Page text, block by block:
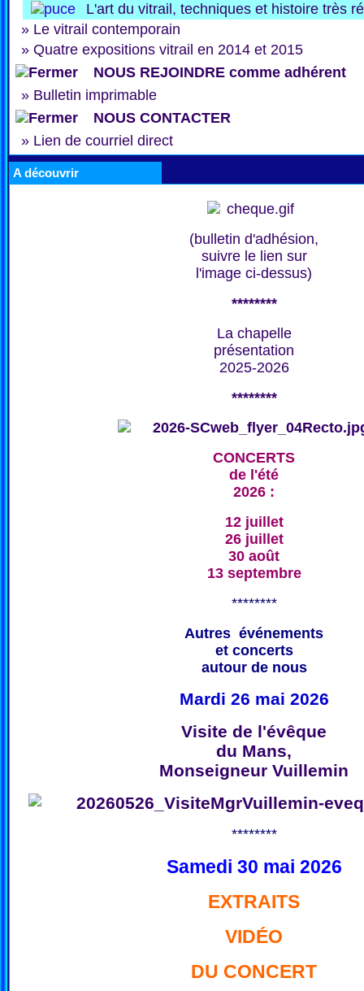
L'art du vitrail, techniques et histoire très
» Le vitrail contemporain
» Quatre expositions vitrail en 2014 et 2015
NOUS REJOINDRE comme adhérent
» Bulletin imprimable
NOUS CONTACTER
» Lien de courriel direct
A découvrir
(bulletin d'adhésion,
suivre le lien sur
l'image ci-dessus)
********
La chapelle
présentation
2025-2026
********
CONCERTS
de l'été
2026 :
12 juillet
26 juillet
30 août
13 septembre
********
Autres événements
et concerts
autour de nous
Mardi 26 mai 2026
Visite de l'évêque
du Mans,
Monseigneur Vuillemin
********
Samedi 30 mai 2026
EXTRAITS
VIDÉO
DU CONCERT